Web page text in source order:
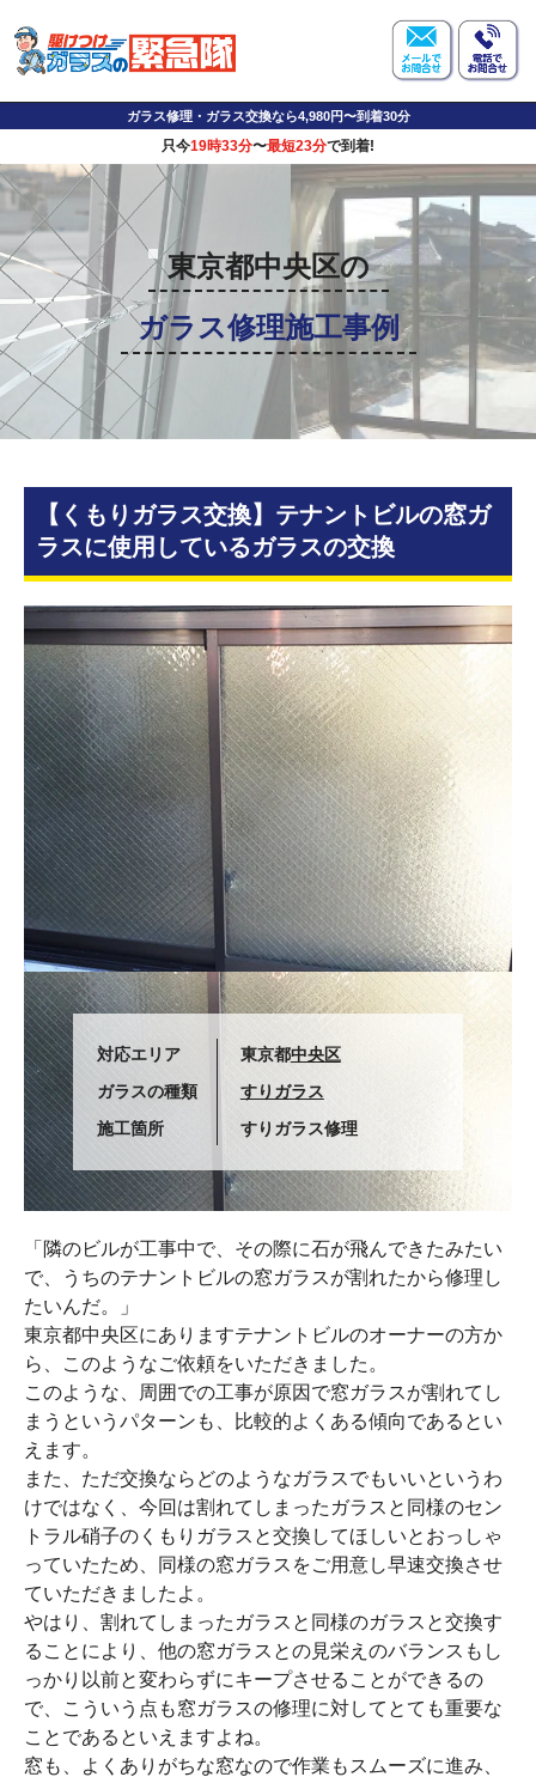
ガラス修理・ガラス交換なら4,980円〜到着30分
只今19時33分〜最短23分で到着!
東京都中央区の
ガラス修理施工事例
【くもりガラス交換】テナントビルの窓ガ
ラスに使用しているガラスの交換
対応エリア 東京都中央区
ガラスの種類
すりガラス
施工箇所
すりガラス修理
「隣のビルが工事中で、その際に石が飛んできたみたい
で、うちのテナントビルの窓ガラスが割れたから修理し
たいんだ。」
東京都中央区にありますテナントビルのオーナーの方か
ら、このようなご依頼をいただきました。
このような、周囲での工事が原因で窓ガラスが割れてし
まうというパターンも、比較的よくある傾向であるとい
えます。
また、ただ交換ならどのようなガラスでもいいというわ
けではなく、今回は割れてしまったガラスと同様のセン
トラル硝子のくもりガラスと交換してほしいとおっしゃ
っていたため、同様の窓ガラスをご用意し早速交換させ
ていただきましたよ。
やはり、割れてしまったガラスと同様のガラスと交換す
ることにより、他の窓ガラスとの見栄えのバランスもし
っかり以前と変わらずにキープさせることができるの
で、こういう点も窓ガラスの修理に対してとても重要な
ことであるといえますよね。
窓も、よくありがちな窓なので作業もスムーズに進み、